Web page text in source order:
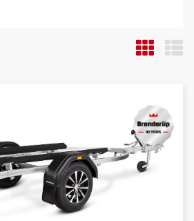
det enkelt å laste og lesse din